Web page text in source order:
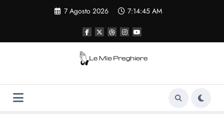
7 Agosto 2026 7:14:45 AM
Le Mie Preghiere
Il sito che raccogliere le preghiere e le
curiosità sulla chiesa cattolica